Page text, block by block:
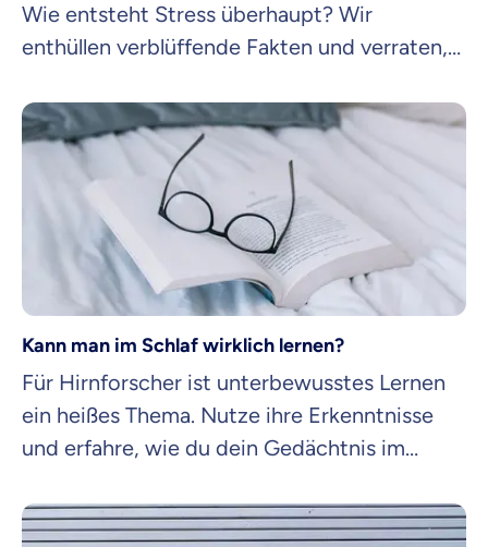
Wie entsteht Stress überhaupt? Wir
enthüllen verblüffende Fakten und verraten,
Kann man im Schlaf wirklich lernen?
Für Hirnforscher ist unterbewusstes Lernen
ein heißes Thema. Nutze ihre Erkenntnisse
und erfahre, wie du dein Gedächtnis im